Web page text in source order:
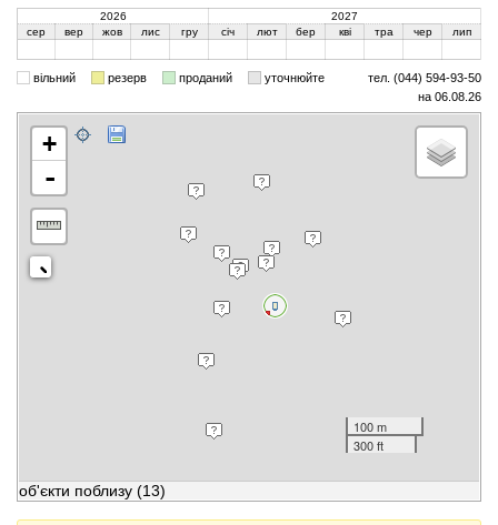
2026
2027
сер
вер жов лис гру січ лют бер кві тра чер лип
вільний резерв проданий уточнюйте
тел. (044) 594-93-50
на 06.08.26
+
-
100 m
300 ft
об'єкти поблизу (13)